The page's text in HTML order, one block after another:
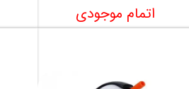
اتمام موجودی